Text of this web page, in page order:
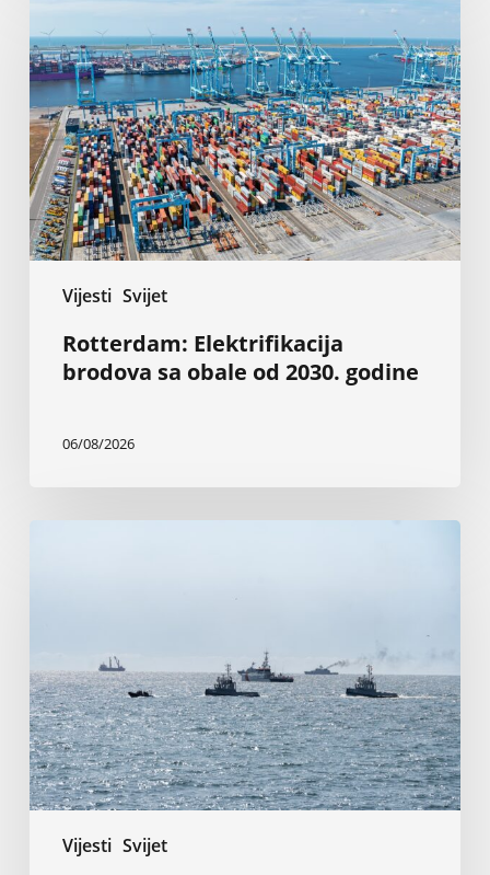
Vijesti Svijet
brodova
sa
obale
od
2030.
godine
Rotterdam: Elektrifikacija
brodova sa obale od 2030. godine
06/08/2026
Vijesti Svijet
žitaricama,
ugljem
i
željeznom
rudom